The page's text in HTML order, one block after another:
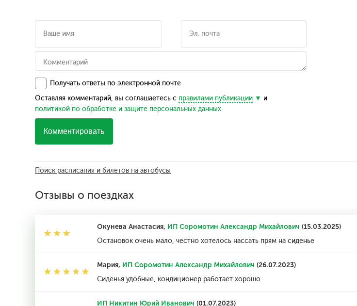
Получать ответы по электронной почте
Оставляя комментарий, вы соглашаетесь с правилами публикации
и
политикой по обработке и защите персональных данных
Комментировать
Поиск расписания и билетов на автобусы
Отзывы о поездках
Окунева Анастасия, ИП Соромотин Александр Михайлович (15.03.2025)
Остановок очень мало, честно хотелось нассать прям на сиденье
Мария, ИП Соромотин Александр Михайлович (26.07.2023)
Сиденья удобные, кондиционер работает хорошо
ИП Никитин Юрий Иванович (01.07.2023)